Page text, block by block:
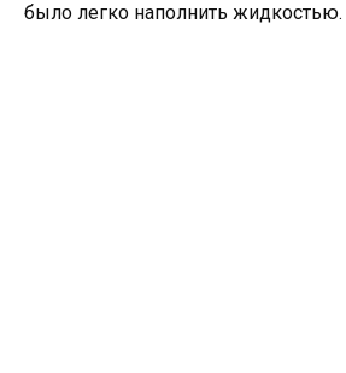
было легко наполнить жидкостью.